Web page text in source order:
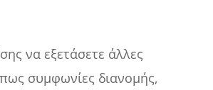
να εξετάσετε άλλες
συμφωνίες διανομής,